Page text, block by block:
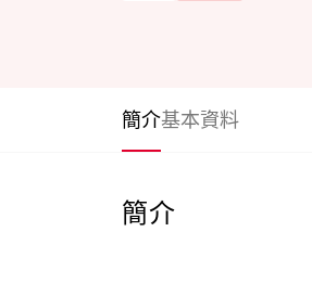
簡介基本資料
簡介